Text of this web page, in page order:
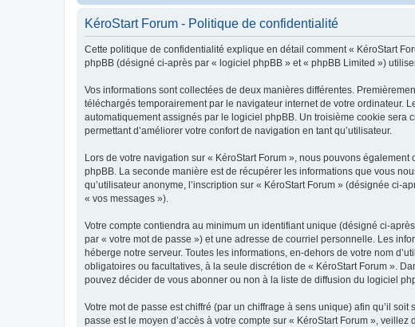
KéroStart Forum - Politique de confidentialité
Cette politique de confidentialité explique en détail comment « KéroStart
phpBB (désigné ci-après par « logiciel phpBB » et « phpBB Limited »)
Vos informations sont collectées de deux manières différentes.
téléchargés temporairement par le navigateur internet de votre ordinateur.
automatiquement assignés par le logiciel phpBB. Un troisième cookie sera
permettant d’améliorer votre confort de navigation en tant qu’utilisateur.
Lors de votre navigation sur « KéroStart Forum », nous pouvons
phpBB. La seconde manière est de récupérer les informations que vous
qu’utilisateur anonyme, l’inscription sur « KéroStart Forum » (désignée
« vos messages »).
Votre compte contiendra au minimum un identifiant unique (désigné ci-
par « votre mot de passe ») et une adresse de courriel personnelle. Les
héberge notre serveur. Toutes les informations, en-dehors de votre nom
obligatoires ou facultatives, à la seule discrétion de « KéroStart Forum ».
pouvez décider de vous abonner ou non à la liste de diffusion du logiciel
Votre mot de passe est chiffré (par un chiffrage à sens unique) afin qu’il
passe est le moyen d’accès à votre compte sur « KéroStart Forum »,